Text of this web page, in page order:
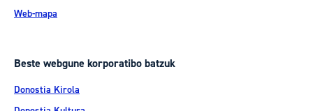
Web-mapa
Beste webgune korporatibo batzuk
Donostia Kirola